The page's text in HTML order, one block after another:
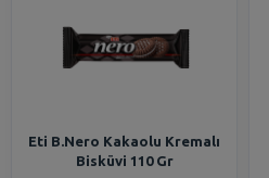
Eti B.Nero Kakaolu Kremalı
Bisküvi 110 Gr